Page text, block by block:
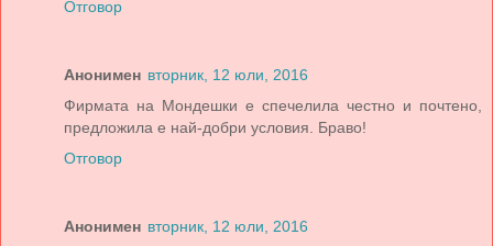
Отговор
Анонимен вторник, 12 юли, 2016
Фирмата на Мондешки е спечелила честно и почтено,
предложила е най-добри условия. Браво!
Отговор
Анонимен вторник, 12 юли, 2016